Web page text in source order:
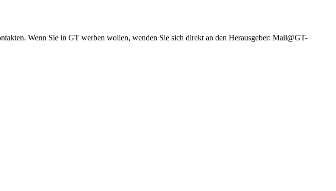
Wenn Sie in GT werben wollen, wenden Sie sich direkt an den Herausgeber: Mail@GT-